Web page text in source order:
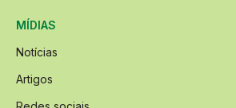
MÍDIAS
Notícias
Artigos